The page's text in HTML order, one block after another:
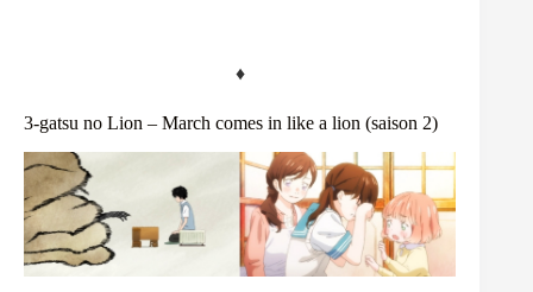
♦
3-gatsu no Lion – March comes in like a lion (saison 2)